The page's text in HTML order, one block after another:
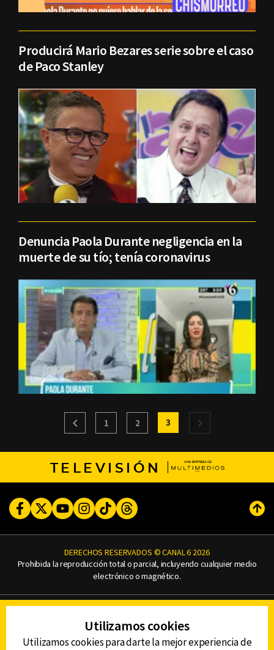
Producirá Mario Bezares serie sobre el caso
de Paco Stanley
Denuncia Paola Durante negligencia en la
muerte de su tío; tenía coronavirus
1 2 3
TELEVISIÓN
FacebookTwitterYoutubeInstagram
TikTokThreads
DERECHOS RESERVADOS © CANAL 6 2026
Prohibida la reproducción total o parcial, incluyendo cualquier medio
electrónico o magnético.
AVISO DE PRIVACIDAD
DEFENSORÍA DE LAS AUDIENCIAS
Utilizamos cookies
Utilizamos cookies para darte la mejor experiencia de